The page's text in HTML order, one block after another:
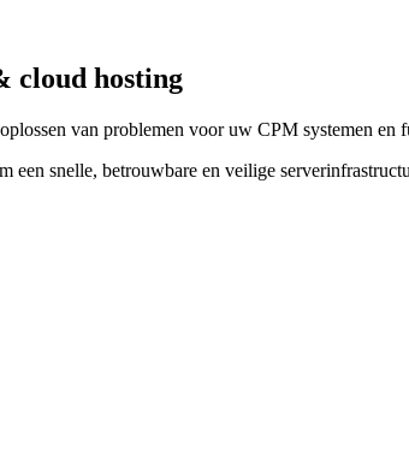
cloud hosting
van problemen voor uw CPM systemen en
een snelle, betrouwbare en veilige